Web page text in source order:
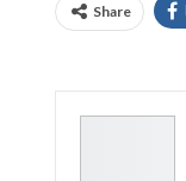
Share